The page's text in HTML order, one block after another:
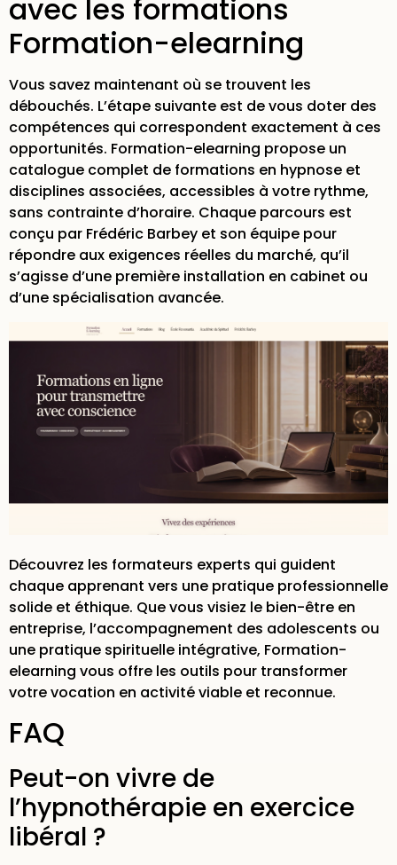
avec les formations
Formation-elearning
Vous savez maintenant où se trouvent les
débouchés. L’étape suivante est de vous doter des
compétences qui correspondent exactement à ces
opportunités. Formation-elearning propose un
catalogue complet de formations en hypnose et
disciplines associées, accessibles à votre rythme,
sans contrainte d’horaire. Chaque parcours est
conçu par Frédéric Barbey et son équipe pour
répondre aux exigences réelles du marché, qu’il
s’agisse d’une première installation en cabinet ou
d’une spécialisation avancée.
Découvrez les formateurs experts qui guident
chaque apprenant vers une pratique professionnelle
solide et éthique. Que vous visiez le bien-être en
entreprise, l’accompagnement des adolescents ou
une pratique spirituelle intégrative, Formation-
elearning vous offre les outils pour transformer
votre vocation en activité viable et reconnue.
FAQ
Peut-on vivre de
l’hypnothérapie en exercice
libéral ?